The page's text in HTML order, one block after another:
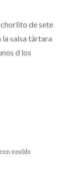
de sete
salsa tártara
d los
eneldo